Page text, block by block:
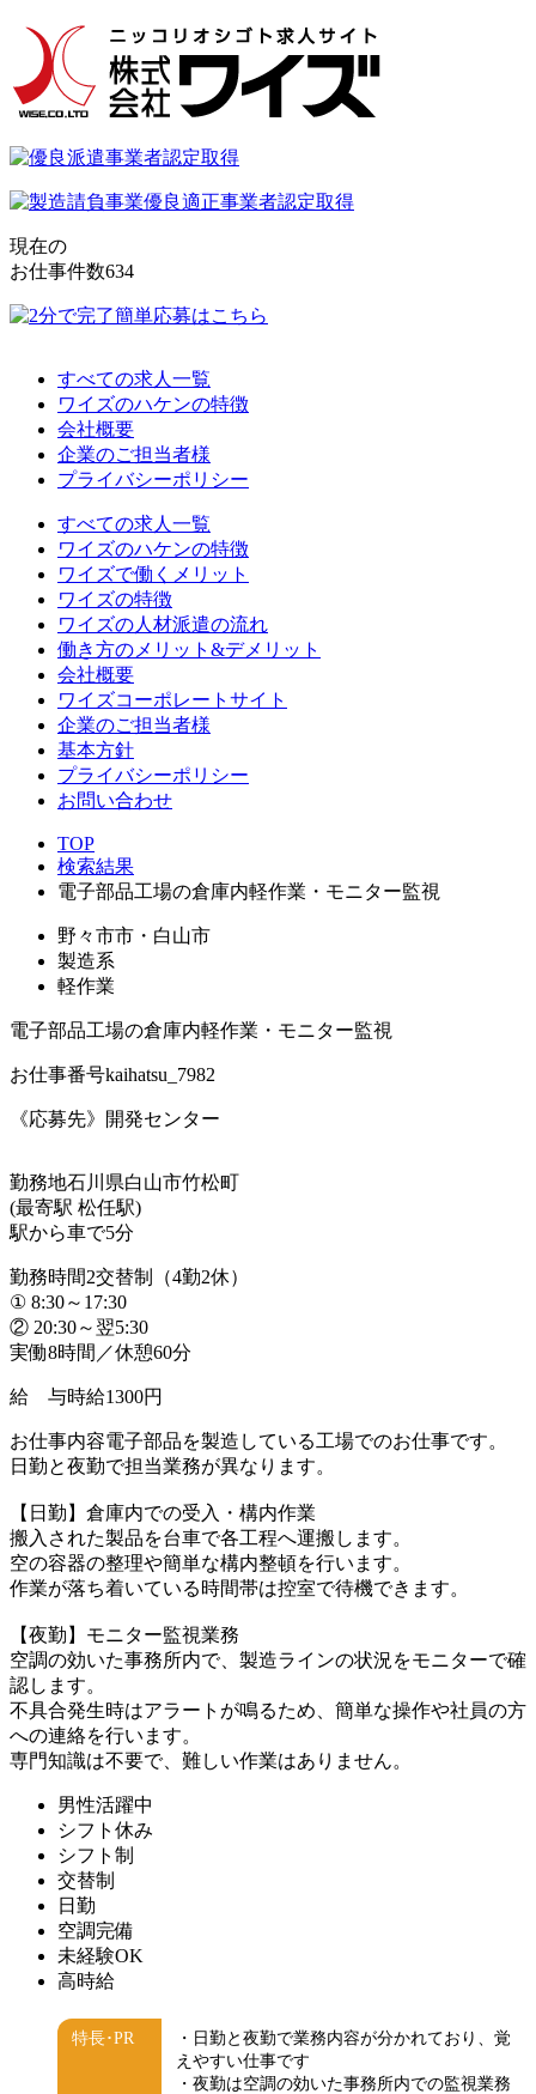
現在の
お仕事件数634
すべての求人一覧
ワイズのハケンの特徴
会社概要
企業のご担当者様
プライバシーポリシー
すべての求人一覧
ワイズのハケンの特徴
ワイズで働くメリット
ワイズの特徴
ワイズの人材派遣の流れ
働き方のメリット&デメリット
会社概要
ワイズコーポレートサイト
企業のご担当者様
基本方針
プライバシーポリシー
お問い合わせ
TOP
検索結果
電子部品工場の倉庫内軽作業・モニター監視
野々市市・白山市
製造系
軽作業
電子部品工場の倉庫内軽作業・モニター監視
お仕事番号kaihatsu_7982
《応募先》開発センター
勤務地石川県白山市竹松町
(最寄駅 松任駅)
駅から車で5分
勤務時間2交替制（4勤2休）
① 8:30～17:30
② 20:30～翌5:30
実働8時間／休憩60分
給 与時給1300円
お仕事内容電子部品を製造している工場でのお仕事です。
日勤と夜勤で担当業務が異なります。
【日勤】倉庫内での受入・構内作業
搬入された製品を台車で各工程へ運搬します。
空の容器の整理や簡単な構内整頓を行います。
作業が落ち着いている時間帯は控室で待機できます。
【夜勤】モニター監視業務
空調の効いた事務所内で、製造ラインの状況をモニターで確
認します。
不具合発生時はアラートが鳴るため、簡単な操作や社員の方
への連絡を行います。
専門知識は不要で、難しい作業はありません。
男性活躍中
シフト休み
シフト制
交替制
日勤
空調完備
未経験OK
高時給
特長･PR
・日勤と夜勤で業務内容が分かれており、覚
えやすい仕事です
・夜勤は空調の効いた事務所内での監視業務